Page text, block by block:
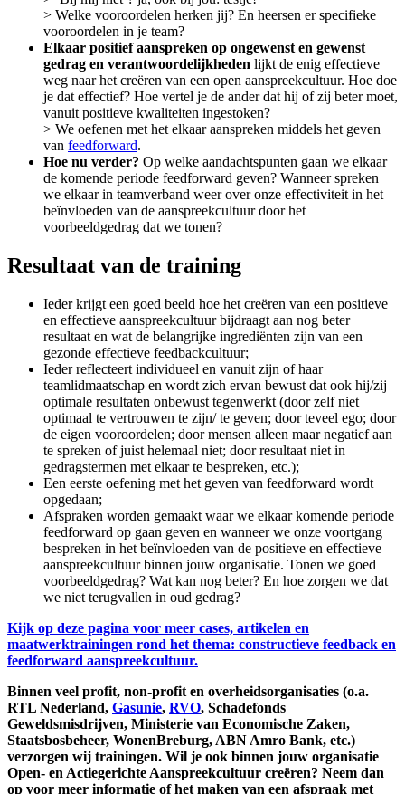
> Welke vooroordelen herken jij? En heersen er specifieke
vooroordelen in je team?
Elkaar positief aanspreken op ongewenst en gewenst
gedrag en verantwoordelijkheden lijkt de enig effectieve
weg naar het creëren van een open aanspreekcultuur. Hoe doe
je dat effectief? Hoe vertel je de ander dat hij of zij beter moet,
vanuit positieve kwaliteiten ingestoken?
> We oefenen met het elkaar aanspreken middels het geven
van feedforward.
Hoe nu verder? Op welke aandachtspunten gaan we elkaar
de komende periode feedforward geven? Wanneer spreken
we elkaar in teamverband weer over onze effectiviteit in het
beïnvloeden van de aanspreekcultuur door het
voorbeeldgedrag dat we tonen?
Resultaat van de training
Ieder krijgt een goed beeld hoe het creëren van een positieve
en effectieve aanspreekcultuur bijdraagt aan nog beter
resultaat en wat de belangrijke ingrediënten zijn van een
gezonde effectieve feedbackcultuur;
Ieder reflecteert individueel en vanuit zijn of haar
teamlidmaatschap en wordt zich ervan bewust dat ook hij/zij
optimale resultaten onbewust tegenwerkt (door zelf niet
optimaal te vertrouwen te zijn/ te geven; door teveel ego; door
de eigen vooroordelen; door mensen alleen maar negatief aan
te spreken of juist helemaal niet; door resultaat niet in
gedragstermen met elkaar te bespreken, etc.);
Een eerste oefening met het geven van feedforward wordt
opgedaan;
Afspraken worden gemaakt waar we elkaar komende periode
feedforward op gaan geven en wanneer we onze voortgang
bespreken in het beïnvloeden van de positieve en effectieve
aanspreekcultuur binnen jouw organisatie. Tonen we goed
voorbeeldgedrag? Wat kan nog beter? En hoe zorgen we dat
we niet terugvallen in oud gedrag?
Kijk op deze pagina voor meer cases, artikelen en
maatwerktrainingen rond het thema: constructieve feedback en
feedforward aanspreekcultuur.
Binnen veel profit, non-profit en overheidsorganisaties (o.a.
RTL Nederland, Gasunie, RVO, Schadefonds
Geweldsmisdrijven, Ministerie van Economische Zaken,
Staatsbosbeheer, WonenBreburg, ABN Amro Bank, etc.)
verzorgen wij trainingen. Wil je ook binnen jouw organisatie
Open- en Actiegerichte Aanspreekcultuur creëren? Neem dan
op voor meer informatie of het maken van een afspraak met